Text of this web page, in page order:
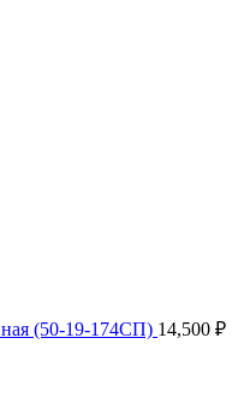
(50-19-174СП) 14,500 ₽